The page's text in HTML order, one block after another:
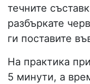
течните
разбъркате
ги поставите
На практика
5 минути, а